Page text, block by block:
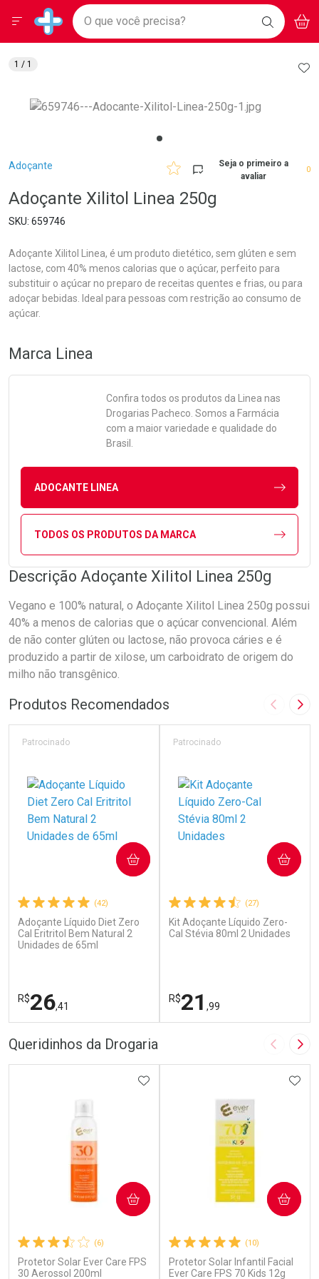
Drogarias Pacheco
Baixe nosso APP e aproveite Ofertas Exclusivas!
BAIXE
O APP
Ir direto para a home
pela página
Ir direto para o conteúdo
Ir direto para a busca
Ir direto para a conta
Ir direto para a notificações
Ir direto para o carrinho
Faça a sua busca
O que você precisa? BUSCAR
Menu
Breadcrumb
Adoçante
Seja o primeiro a
avaliar
0
Adoçante Xilitol Linea 250g
659746
Adoçante Xilitol Linea, é um produto dietético, sem glúten e sem
lactose, com 40% menos calorias que o açúcar, perfeito para
substituir o açúcar no preparo de receitas quentes e frias, ou para
adoçar bebidas. Ideal para pessoas com restrição ao consumo de
açúcar.
1 / 1
Marca Linea
Confira todos os produtos da Linea nas
Drogarias Pacheco. Somos a Farmácia
com a maior variedade e qualidade do
Brasil.
ADOCANTE LINEA
TODOS OS PRODUTOS DA MARCA
Descrição Adoçante Xilitol Linea 250g
Vegano e 100% natural, o Adoçante Xilitol Linea 250g possui
40% a menos de calorias que o açúcar convencional. Além
de não conter glúten ou lactose, não provoca cáries e é
produzido a partir de xilose, um carboidrato de origem do
milho não transgênico.
Produtos Recomendados Imagem
(42)
Adoçante Líquido Diet Zero
Cal Eritritol Bem Natural 2
Unidades de 65ml
Patrocinado
R$26,41
COMPRAR
Ativar Desconto
(27)
Kit Adoçante Líquido Zero-
Cal Stévia 80ml 2 Unidades
Patrocinado
R$21 ,99
COMPRAR
Ativar Desconto
Queridinhos da Drogaria Imagem
(6)
Protetor Solar Ever Care FPS
30 Aerossol 200ml
ADICIONAR AOS FAVORITOS
COMPRAR
(10)
Protetor Solar Infantil Facial
Ever Care FPS 70 Kids 12g
COMPRAR